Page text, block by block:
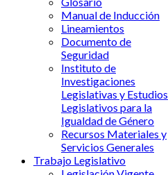
Manual de Inducción
Lineamientos
Documento de
Seguridad
Instituto de
Investigaciones
Legislativas y Estudios
Legislativos para la
Igualdad de Género
Recursos Materiales y
Servicios Generales
Trabajo Legislativo